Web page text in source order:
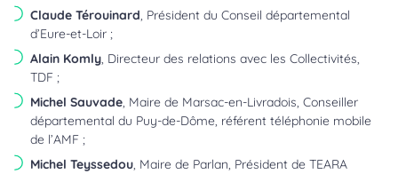
Claude Térouinard, Président du Conseil départemental
d’Eure-et-Loir ;
Alain Komly, Directeur des relations avec les Collectivités,
TDF ;
Michel Sauvade, Maire de Marsac-en-Livradois, Conseiller
départemental du Puy-de-Dôme, référent téléphonie mobile
de l’AMF ;
Michel Teyssedou, Maire de Parlan, Président de TEARA